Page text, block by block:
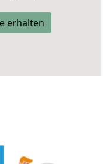
erhalten